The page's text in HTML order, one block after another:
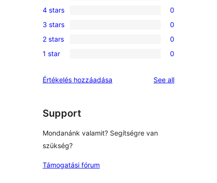
5-
star
reviews
0
4-
star
reviews
4 stars 0
0
3-
star
3 stars 0
0
2-
reviews
2 stars 0
0
star
1 star 0
Értékelés hozzáadása See allreviews
Support
Mondanánk valamit? Segítségre van
szükség?
Támogatási fórum